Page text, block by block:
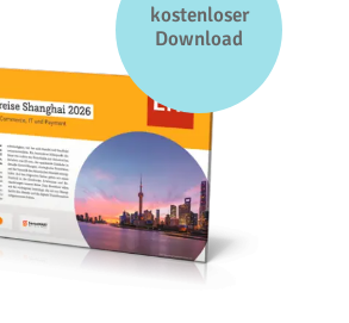
kostenloser
Download